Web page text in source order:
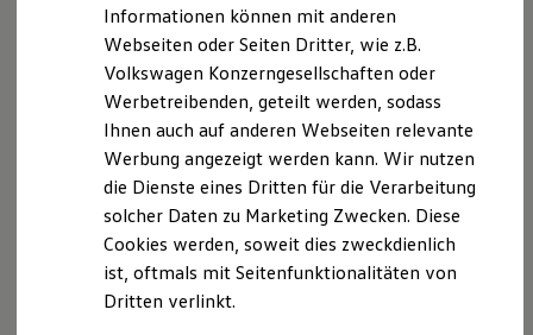
Lifestyle Shop
T-Roc Kollektion
Golf Kollektion
ID. Kollektion
Volkswagen Kollektion
R-Kollektion
GTI Kollektion
Fußball Drop
we drive football
#wedriveproud
Besitzer und Service
Software Updates
Service und Ersatzteile
Ihre Ansprechpartnerbei Auto
Senger Rheine
E-Mail schreiben
+49 5971 79100
Informationen können mit anderen
Webseiten oder Seiten Dritter, wie z.B.
Volkswagen Konzerngesellschaften oder
Werbetreibenden, geteilt werden, sodass
Ihnen auch auf anderen Webseiten relevante
Werbung angezeigt werden kann. Wir nutzen
die Dienste eines Dritten für die Verarbeitung
solcher Daten zu Marketing Zwecken. Diese
Cookies werden, soweit dies zweckdienlich
ist, oftmals mit Seitenfunktionalitäten von
Dritten verlinkt.